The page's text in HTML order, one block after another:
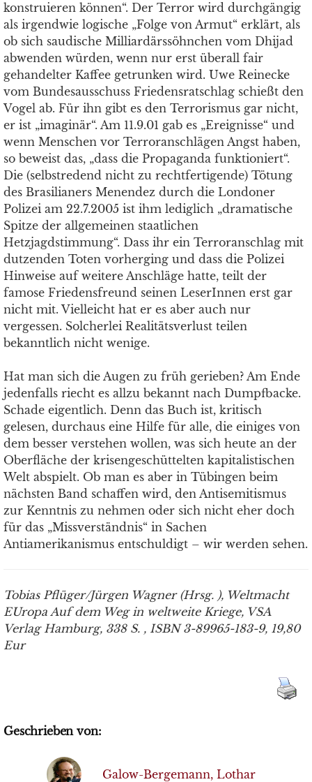
konstruieren können“. Der Terror wird durchgängig
als irgendwie logische „Folge von Armut“ erklärt, als
ob sich saudische Milliardärssöhnchen vom Dhijad
abwenden würden, wenn nur erst überall fair
gehandelter Kaffee getrunken wird. Uwe Reinecke
vom Bundesausschuss Friedensratschlag schießt den
Vogel ab. Für ihn gibt es den Terrorismus gar nicht,
er ist „imaginär“. Am 11.9.01 gab es „Ereignisse“ und
wenn Menschen vor Terroranschlägen Angst haben,
so beweist das, „dass die Propaganda funktioniert“.
Die (selbstredend nicht zu rechtfertigende) Tötung
des Brasilianers Menendez durch die Londoner
Polizei am 22.7.2005 ist ihm lediglich „dramatische
Spitze der allgemeinen staatlichen
Hetzjagdstimmung“. Dass ihr ein Terroranschlag mit
dutzenden Toten vorherging und dass die Polizei
Hinweise auf weitere Anschläge hatte, teilt der
famose Friedensfreund seinen LeserInnen erst gar
nicht mit. Vielleicht hat er es aber auch nur
vergessen. Solcherlei Realitätsverlust teilen
bekanntlich nicht wenige.
Hat man sich die Augen zu früh gerieben? Am Ende
jedenfalls riecht es allzu bekannt nach Dumpfbacke.
Schade eigentlich. Denn das Buch ist, kritisch
gelesen, durchaus eine Hilfe für alle, die einiges von
dem besser verstehen wollen, was sich heute an der
Oberfläche der krisengeschüttelten kapitalistischen
Welt abspielt. Ob man es aber in Tübingen beim
nächsten Band schaffen wird, den Antisemitismus
zur Kenntnis zu nehmen oder sich nicht eher doch
für das „Missverständnis“ in Sachen
Antiamerikanismus entschuldigt – wir werden sehen.
Tobias Pflüger/Jürgen Wagner (Hrsg. ), Weltmacht
EUropa Auf dem Weg in weltweite Kriege, VSA
Verlag Hamburg, 338 S. , ISBN 3-89965-183-9, 19,80
Eur
Geschrieben von:
Galow-Bergemann, Lothar